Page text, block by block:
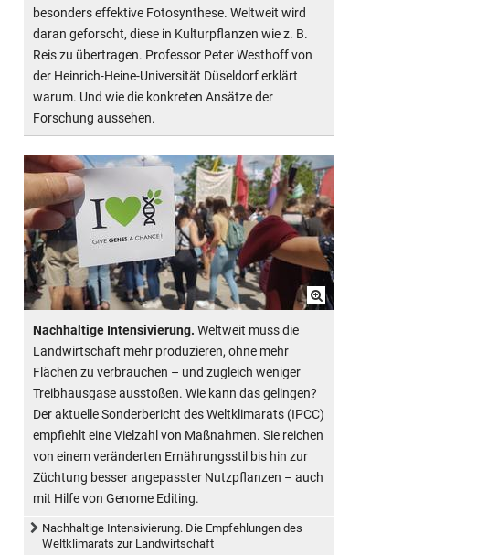
besonders effektive Fotosynthese. Weltweit wird
daran geforscht, diese in Kulturpflanzen wie z. B.
Reis zu übertragen. Professor Peter Westhoff von
der Heinrich-Heine-Universität Düseldorf erklärt
warum. Und wie die konkreten Ansätze der
Forschung aussehen.
Nachhaltige Intensivierung. Weltweit muss die
Landwirtschaft mehr produzieren, ohne mehr
Flächen zu verbrauchen – und zugleich weniger
Treibhausgase ausstoßen. Wie kann das gelingen?
Der aktuelle Sonderbericht des Weltklimarats (IPCC)
empfiehlt eine Vielzahl von Maßnahmen. Sie reichen
von einem veränderten Ernährungsstil bis hin zur
Züchtung besser angepasster Nutzpflanzen – auch
mit Hilfe von Genome Editing.
Nachhaltige Intensivierung. Die Empfehlungen des
Weltklimarats zur Landwirtschaft